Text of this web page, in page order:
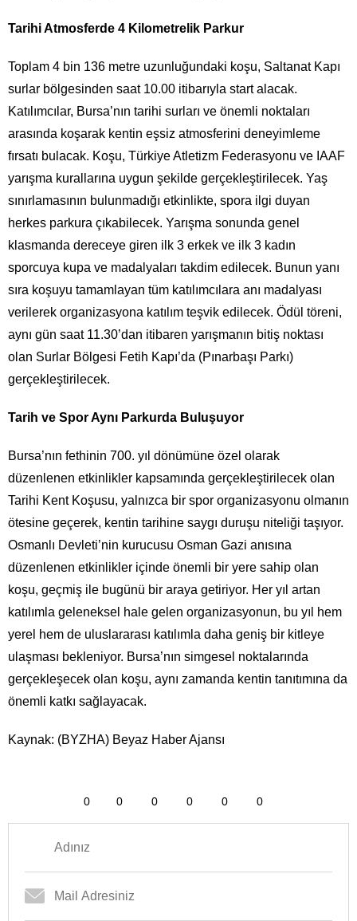
Tarihi Atmosferde 4 Kilometrelik Parkur
Toplam 4 bin 136 metre uzunluğundaki koşu, Saltanat Kapı
surlar bölgesinden saat 10.00 itibarıyla start alacak.
Katılımcılar, Bursa’nın tarihi surları ve önemli noktaları
arasında koşarak kentin eşsiz atmosferini deneyimleme
fırsatı bulacak. Koşu, Türkiye Atletizm Federasyonu ve IAAF
yarışma kurallarına uygun şekilde gerçekleştirilecek. Yaş
sınırlamasının bulunmadığı etkinlikte, spora ilgi duyan
herkes parkura çıkabilecek. Yarışma sonunda genel
klasmanda dereceye giren ilk 3 erkek ve ilk 3 kadın
sporcuya kupa ve madalyaları takdim edilecek. Bunun yanı
sıra koşuyu tamamlayan tüm katılımcılara anı madalyası
verilerek organizasyona katılım teşvik edilecek. Ödül töreni,
aynı gün saat 11.30’dan itibaren yarışmanın bitiş noktası
olan Surlar Bölgesi Fetih Kapı’da (Pınarbaşı Parkı)
gerçekleştirilecek.
Tarih ve Spor Aynı Parkurda Buluşuyor
Bursa’nın fethinin 700. yıl dönümüne özel olarak
düzenlenen etkinlikler kapsamında gerçekleştirilecek olan
Tarihi Kent Koşusu, yalnızca bir spor organizasyonu olmanın
ötesine geçerek, kentin tarihine saygı duruşu niteliği taşıyor.
Osmanlı Devleti’nin kurucusu Osman Gazi anısına
düzenlenen etkinlikler içinde önemli bir yere sahip olan
koşu, geçmiş ile bugünü bir araya getiriyor. Her yıl artan
katılımla geleneksel hale gelen organizasyonun, bu yıl hem
yerel hem de uluslararası katılımla daha geniş bir kitleye
ulaşması bekleniyor. Bursa’nın simgesel noktalarında
gerçekleşecek olan koşu, aynı zamanda kentin tanıtımına da
önemli katkı sağlayacak.
Kaynak: (BYZHA) Beyaz Haber Ajansı
0 0 0 0 0 0